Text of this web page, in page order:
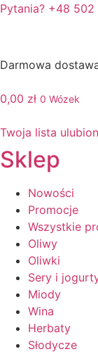
Pytania? +48
Darmowa
0,00 zł 0 Wózek
Twoja lista
Sklep
Nowości
Promocje
Wszystkie
Oliwy
Oliwki
Sery i
Miody
Wina
Herbaty
Słodycze